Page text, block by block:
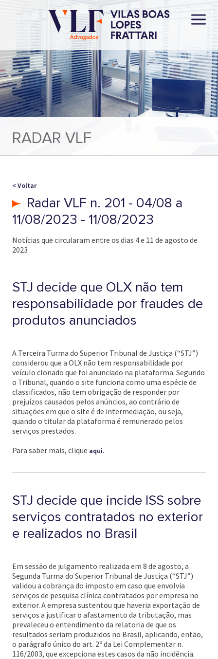
RADAR VLF
< Voltar
Radar VLF n. 201 - 04/08 a
11/08/2023 - 11/08/2023
Notícias que circularam entre os dias 4 e 11 de agosto de
2023
STJ decide que OLX não tem
responsabilidade por fraudes de
produtos anunciados
A Terceira Turma do Superior Tribunal de Justiça (“STJ”)
considerou que a OLX não tem responsabilidade por
veículo clonado que foi anunciado na plataforma. Segundo
o Tribunal, quando o site funciona como uma espécie de
classificados, não tem obrigação de responder por
prejuízos causados pelos anúncios, ao contrário de
situações em que o site é de intermediação, ou seja,
quando o titular da plataforma é remunerado pelos
serviços prestados.
Para saber mais, clique aqui.
STJ decide que incide ISS sobre
serviços contratados no exterior
e realizados no Brasil
Em sessão de julgamento realizada em 8 de agosto, a
Segunda Turma do Superior Tribunal de Justiça (“STJ”)
validou a cobrança do imposto em caso que envolvia
serviços de pesquisa clínica contratados por empresa no
exterior. A empresa sustentou que haveria exportação de
serviços a justificar o afastamento da tributação, mas
prevaleceu o entendimento da relatoria de que os
resultados seriam produzidos no Brasil, aplicando, então,
o parágrafo único do art. 2º da Lei Complementar n.
116/2003, que excepciona estes casos da não incidência.